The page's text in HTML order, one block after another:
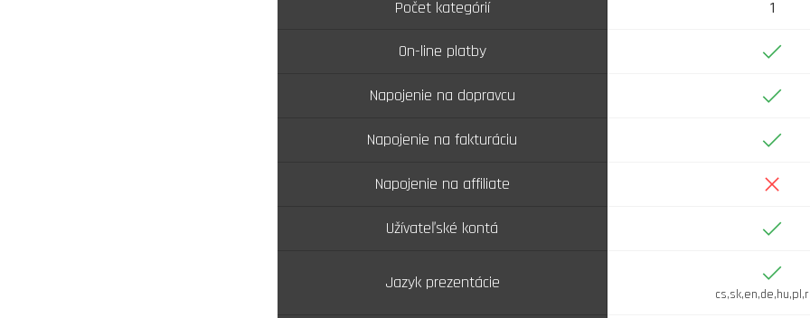
Počet kategórií 1
On-line platby Áno
Napojenie na dopravcu Áno
Napojenie na fakturáciu Áno
Napojenie na affiliate Nie
Užívateľské kontá Áno
Jazyk prezentácie
Áno